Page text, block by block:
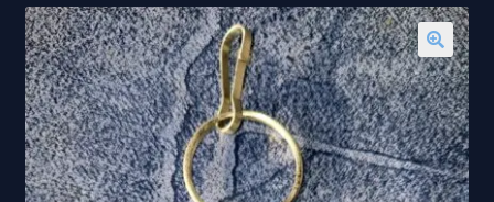
Panier
Blog
Propriétés des minéraux
🔍